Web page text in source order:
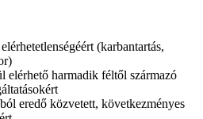
(karbantartás,
elérhető harmadik féltől származó
eredő közvetett, következményes